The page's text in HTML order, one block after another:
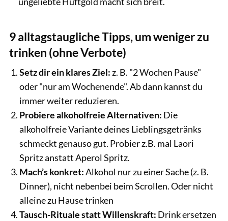
9 alltagstaugliche Tipps, um weniger zu
trinken (ohne Verbote)
Setz dir ein klares Ziel:z. B. "2 Wochen Pause"
oder "nur am Wochenende". Ab dann kannst du
immer weiter reduzieren.
Probiere alkoholfreie Alternativen: Die
alkoholfreie Variante deines Lieblingsgetränks
schmeckt genauso gut. Probier z.B. mal Laori
Spritz anstatt Aperol Spritz.
Mach’s konkret:Alkohol nur zu einer Sache (z. B.
Dinner), nicht nebenbei beim Scrollen. Oder nicht
alleine zu Hause trinken
Tausch-Rituale statt Willenskraft: Drink ersetzen